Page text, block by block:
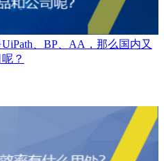
、BP、AA，那么国内又
？